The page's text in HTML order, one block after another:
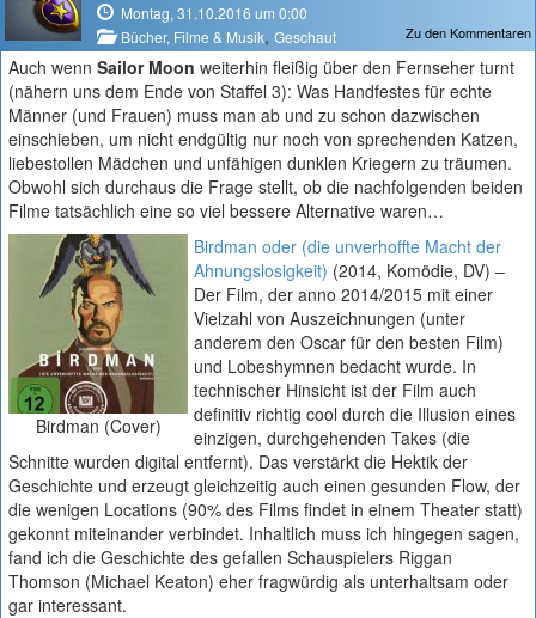
Montag, 31.10.2016 um 0:00
Zu den Kommentaren
Bücher, Filme & Musik, Geschaut
Auch wenn Sailor Moon weiterhin fleißig über den Fernseher turnt
(nähern uns dem Ende von Staffel 3): Was Handfestes für echte
Männer (und Frauen) muss man ab und zu schon dazwischen
einschieben, um nicht endgültig nur noch von sprechenden Katzen,
liebestollen Mädchen und unfähigen dunklen Kriegern zu träumen.
Obwohl sich durchaus die Frage stellt, ob die nachfolgenden beiden
Filme tatsächlich eine so viel bessere Alternative waren…
Birdman (Cover)
Birdman oder (die unverhoffte Macht der
Ahnungslosigkeit) (2014, Komödie, DV) –
Der Film, der anno 2014/2015 mit einer
Vielzahl von Auszeichnungen (unter
anderem den Oscar für den besten Film)
und Lobeshymnen bedacht wurde. In
technischer Hinsicht ist der Film auch
definitiv richtig cool durch die Illusion eines
einzigen, durchgehenden Takes (die
Schnitte wurden digital entfernt). Das verstärkt die Hektik der
Geschichte und erzeugt gleichzeitig auch einen gesunden Flow, der
die wenigen Locations (90% des Films findet in einem Theater statt)
gekonnt miteinander verbindet. Inhaltlich muss ich hingegen sagen,
fand ich die Geschichte des gefallen Schauspielers Riggan
Thomson (Michael Keaton) eher fragwürdig als unterhaltsam oder
gar interessant.